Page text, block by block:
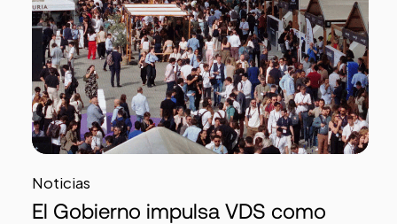
Noticias
El Gobierno impulsa VDS como